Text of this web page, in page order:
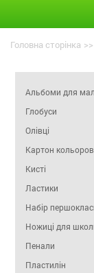
Головна сторінка >>
Альбоми для
Глобуси
Олівці
Картон
Кисті
Ластики
Набір
Ножиці для
Пенали
Пластилін